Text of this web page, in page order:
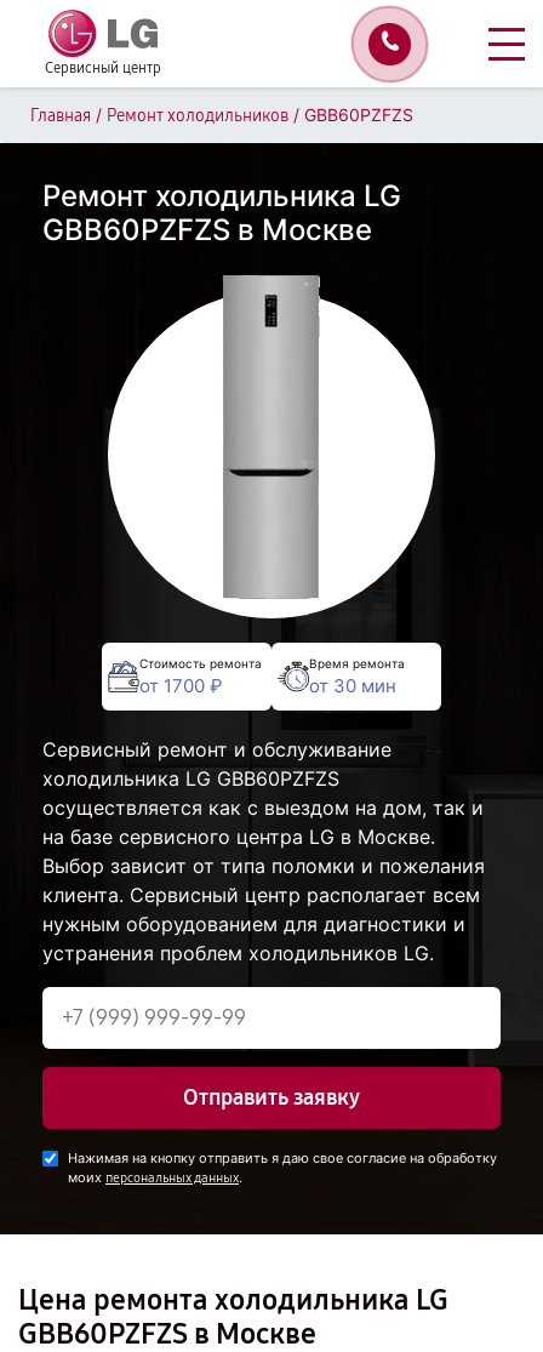
Сервисный центр
Главная / Ремонт холодильников / GBB60PZFZS
Ремонт холодильника LG
GBB60PZFZS в Москве
Стоимость ремонта
от 1700 ₽
Время ремонта
от 30 мин
Сервисный ремонт и обслуживание
холодильника LG GBB60PZFZS
осуществляется как с выездом на дом, так и
на базе сервисного центра LG в Москве.
Выбор зависит от типа поломки и пожелания
клиента. Сервисный центр располагает всем
нужным оборудованием для диагностики и
устранения проблем холодильников LG.
Отправить заявку
Нажимая на кнопку отправить я даю свое согласие на обработку
моих персональных данных.
Цена ремонта холодильника LG
GBB60PZFZS в Москве